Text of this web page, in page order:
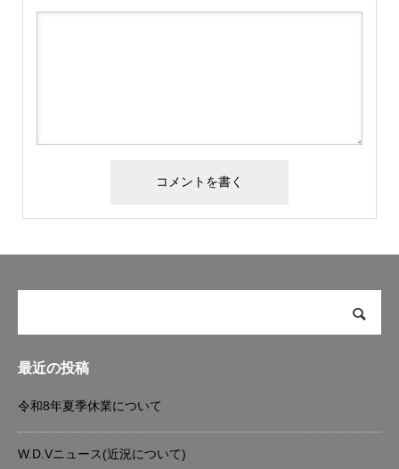
最近の投稿
令和8年夏季休業について
W.D.Vニュース(近況について)